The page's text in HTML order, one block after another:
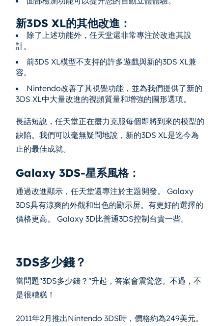
新3DS XL的其他改進：
除了上述功能外，任天堂還非常專注於改進其設
計。
前3DS XL模型不支持的許多遊戲與新的3DS XL兼
容。
Nintendo改善了其視覺功能，並為我們提供了新的
3DS XL中大量改進的視頻質量和增強的圖形選項。
長話短說，任天堂正在盡力克服每個即將到來的模型的
缺陷。我們可以毫無疑問地說，新的3DS XL是迄今為
止的最佳成就。
Galaxy 3DS-星系風格：
通過改進顯示，任天堂還專注於主題開發。 Galaxy
3DS具有涼爽的外觀和出色的顯示屏。有更好的選擇的
價格更高。 Galaxy 3D比普通3DS控制台貴一些。
3DS多少錢？
當問題"3DS多少錢？"升起，答案會震驚您。不過，不
是很糟糕！
2011年2月推出Nintendo 3DS時，價格約為249美元。